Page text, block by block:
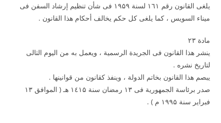
يلغى القانون رقم ۱٦۱ لسنة ۱۹۵۹ فى شأن تنظيم إرشاد السفن فى
ميناء السويس ، كما يلغى كل حكم يخالف أحكام هذا القانون .
مادة ۲۳
ينشر هذا القانون فى الجريدة الرسمية ، ويعمل به من اليوم التالى
لتاريخ نشره .
يبصم هذا القانون بخاتم الدولة ، وينفذ كقانون من قوانينها .
صدر برئاسة الجمهورية فى ۱۳ رمضان سنة ۱٤۱۵ هـ ( الموافق ۱۳
فبراير سنة ۱۹۹۵ م ) .